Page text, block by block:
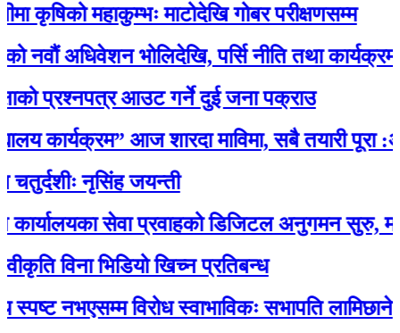
महाकुम्भः माटोदेखि गोबर परीक्षणसम्म
अधिवेशन भोलिदेखि, पर्सि नीति तथा कार्यक्रम
प्रश्नपत्र आउट गर्ने दुई जना पक्राउ
कार्यक्रम” आज शारदा माविमा, सबै तयारी पूरा
नृसिंह जयन्ती
सेवा प्रवाहको डिजिटल अनुगमन सुरु, मन्त्री
विना भिडियो खिच्न प्रतिबन्ध
नभएसम्म विरोध स्वाभाविकः सभापति लामिछाने